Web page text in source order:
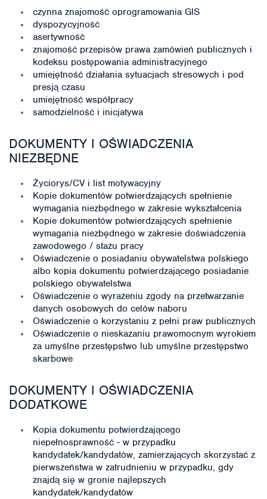
czynna znajomość oprogramowania GIS
dyspozycyjność
asertywność
znajomość przepisów prawa zamówień publicznych i
kodeksu postępowania administracyjnego
umiejętność działania sytuacjach stresowych i pod
presją czasu
umiejętność współpracy
samodzielność i inicjatywa
DOKUMENTY I OŚWIADCZENIA
NIEZBĘDNE
Życiorys/CV i list motywacyjny
Kopie dokumentów potwierdzających spełnienie
wymagania niezbędnego w zakresie wykształcenia
Kopie dokumentów potwierdzających spełnienie
wymagania niezbędnego w zakresie doświadczenia
zawodowego / stażu pracy
Oświadczenie o posiadaniu obywatelstwa polskiego
albo kopia dokumentu potwierdzającego posiadanie
polskiego obywatelstwa
Oświadczenie o wyrażeniu zgody na przetwarzanie
danych osobowych do celów naboru
Oświadczenie o korzystaniu z pełni praw publicznych
Oświadczenie o nieskazaniu prawomocnym wyrokiem
za umyślne przestępstwo lub umyślne przestępstwo
skarbowe
DOKUMENTY I OŚWIADCZENIA
DODATKOWE
Kopia dokumentu potwierdzającego
niepełnosprawność - w przypadku
kandydatek/kandydatów, zamierzających skorzystać z
pierwszeństwa w zatrudnieniu w przypadku, gdy
znajdą się w gronie najlepszych
kandydatek/kandydatów